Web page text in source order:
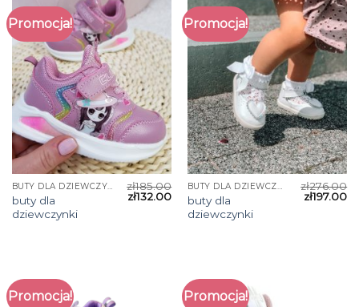
Promocja!
BUTY DLA DZIEWCZYNKI
buty dla
dziewczynki
zł185.00
zł132.00
Promocja!
BUTY DLA DZIEWCZYNKI
buty dla
dziewczynki
zł276.00
zł197.00
Promocja! Promocja!